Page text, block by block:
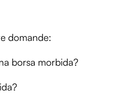
domande:
borsa morbida?